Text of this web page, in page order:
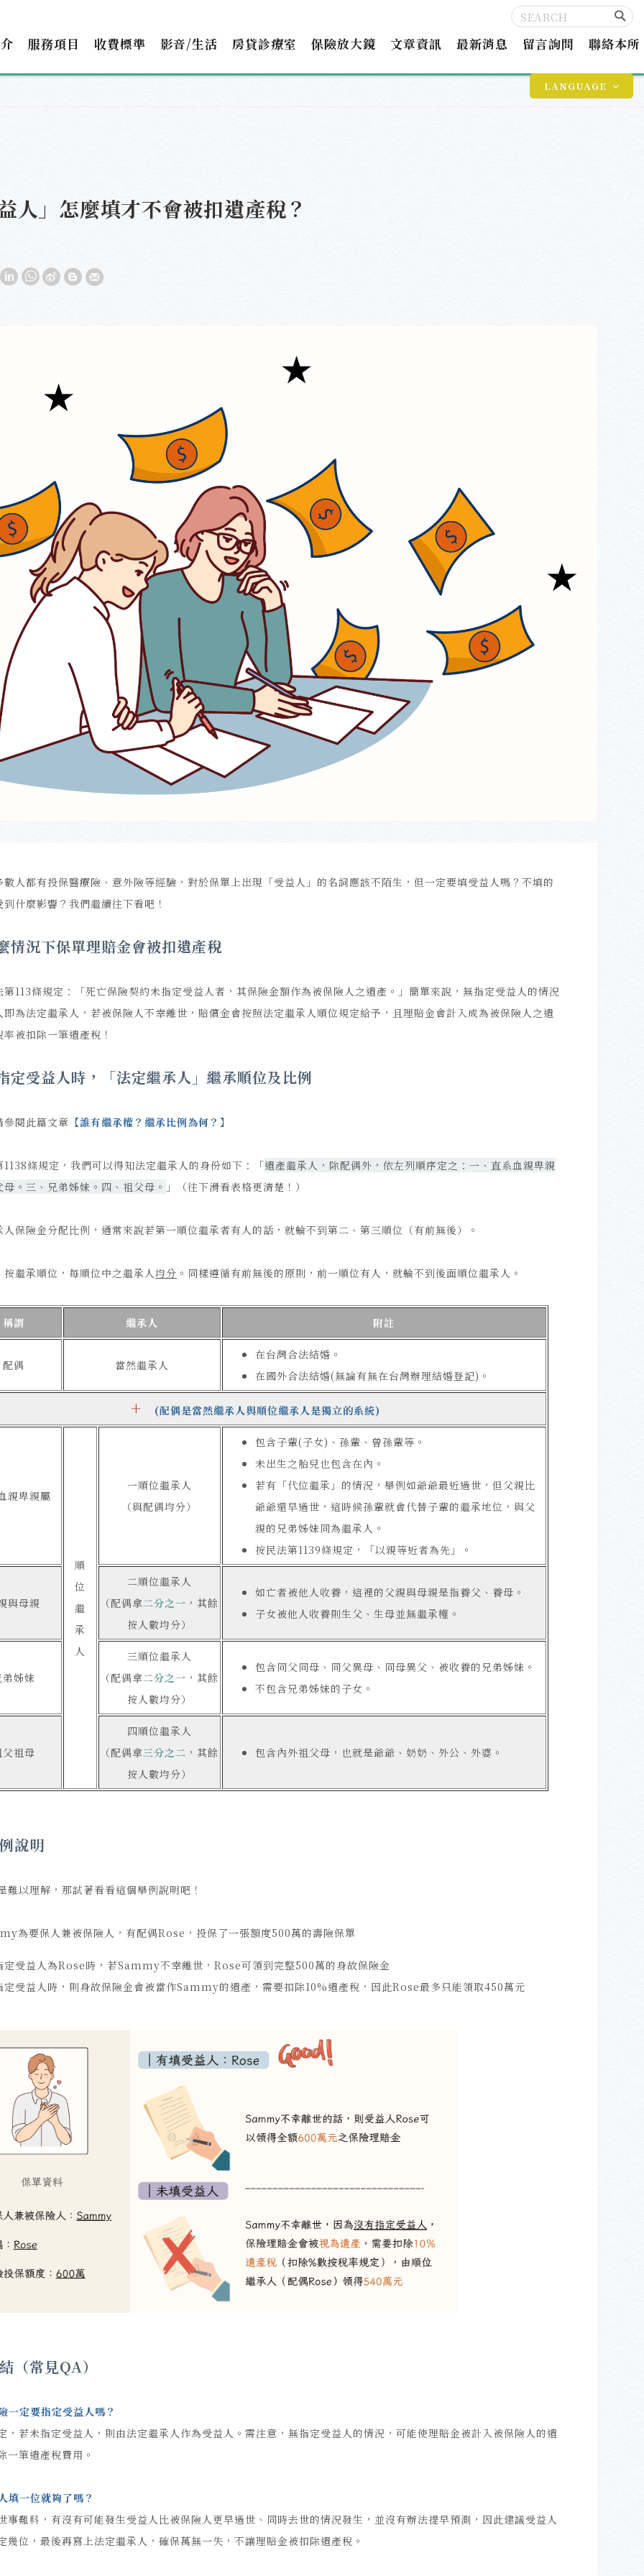
LANGUAGE
服務項目 收費標準 影音/生活 房貸診療室 保險放大鏡 文章資訊 最新消息 留言詢問 聯絡本所
人」怎麼填才不會被扣遺產稅？
數人都有投保醫療險、意外險等經驗，對於保單上出現「受益人」的名詞應該不陌生，但一定要填受益人嗎？不填的
什麼影響？我們繼續往下看吧！
情況下保單理賠金會被扣遺產稅
第113條規定：「死亡保險契約未指定受益人者，其保險金額作為被保險人之遺產。」簡單來說，無指定受益人的情況
即為法定繼承人，若被保險人不幸離世，賠償金會按照法定繼承人順位規定給予，且理賠金會計入成為被保險人之遺
被扣除一筆遺產稅！
定受益人時，「法定繼承人」繼承順位及比例
參閱此篇文章 【誰有繼承權？繼承比例為何？ 】
1138條規定，我們可以得知法定繼承人的身份如下：「遺產繼承人，除配偶外，依左列順序定之：一、直系血親卑親
。三、兄弟姊妹。四、祖父母。 」（往下滑看表格更清楚！）
人保險金分配比例，通常來說若第一順位繼承者有人的話，就輪不到第二、第三順位（有前無後）。
按繼承順位，每順位中之繼承人均分 。同樣遵循有前無後的原則，前一順位有人，就輪不到後面順位繼承人。
稱謂 繼承人 附註
配偶 當然繼承人
在台灣合法結婚。
在國外合法結婚(無論有無在台灣辦理結婚登記)。
+ (配偶是當然繼承人與順位繼承人是獨立的系統)
親卑親屬
順
位
繼
承
人
一順位繼承人
（與配偶均分）
包含子輩(子女)、孫輩、曾孫輩等。
未出生之胎兒也包含在內。
若有「代位繼承」的情況，舉例如爺爺最近過世，但父親比
爺爺還早過世，這時候孫輩就會代替子輩的繼承地位，與父
親的兄弟姊妹同為繼承人。
按民法第1139條規定，「以親等近者為先」。
與母親
二順位繼承人
（配偶拿二分之一 ，其餘
按人數均分）
如亡者被他人收養，這裡的父親與母親是指養父、養母。
子女被他人收養則生父、生母並無繼承權。
姊妹
三順位繼承人
（配偶拿二分之一 ，其餘
按人數均分）
包含同父同母、同父異母、同母異父、被收養的兄弟姊妹。
不包含兄弟姊妹的子女。
父祖母
四順位繼承人
（配偶拿三分之二 ，其餘
按人數均分）
包含內外祖父母，也就是爺爺、奶奶、外公、外婆。
說明
難以理解，那試著看看這個舉例說明吧！
為要保人兼被保險人，有配偶Rose，投保了一張額度500萬的壽險保單
定受益人為Rose時，若Sammy不幸離世，Rose可領到完整500萬的身故保險金
定受益人時，則身故保險金會被當作Sammy的遺產，需要扣除10%遺產稅，因此Rose最多只能領取450萬元
（常見QA）
一定要指定受益人嗎？
，若未指定受益人，則由法定繼承人作為受益人。需注意，無指定受益人的情況，可能使理賠金被計入被保險人的遺
一筆遺產稅費用。
填一位就夠了嗎？
事難料，有沒有可能發生受益人比被保險人更早過世、同時去世的情況發生，並沒有辦法提早預測，因此建議受益人
幾位，最後再寫上法定繼承人，確保萬無一失，不讓理賠金被扣除遺產稅。